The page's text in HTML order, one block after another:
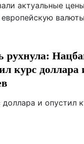
актуальные
валюты
рухнула:
курс доллара
и опустил